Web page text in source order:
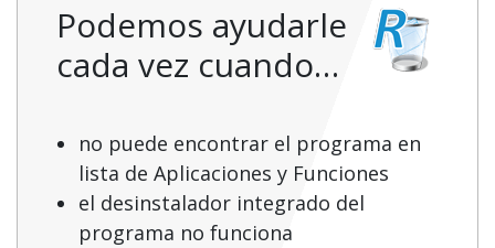
Podemos ayudarle
cada vez cuando…
no puede encontrar el programa en
lista de Aplicaciones y Funciones
el desinstalador integrado del
programa no funciona